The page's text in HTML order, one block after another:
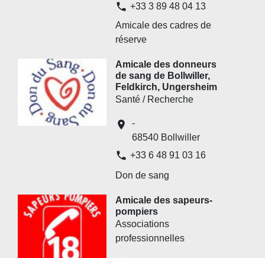
phone +33 3 89 48 04 13
Amicale des cadres de
réserve
Amicale des donneurs
de sang de Bollwiller,
Feldkirch, Ungersheim
Santé / Recherche
location_on
-
68540 Bollwiller
phone +33 6 48 91 03 16
Don de sang
Amicale des sapeurs-
pompiers
Associations
professionnelles